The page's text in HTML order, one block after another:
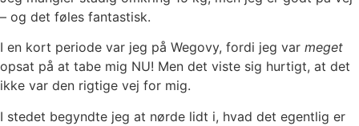
– og det føles fantastisk.
I en kort periode var jeg på Wegovy, fordi jeg var meget
opsat på at tabe mig NU! Men det viste sig hurtigt, at det
ikke var den rigtige vej for mig.
I stedet begyndte jeg at nørde lidt i, hvad det egentlig er